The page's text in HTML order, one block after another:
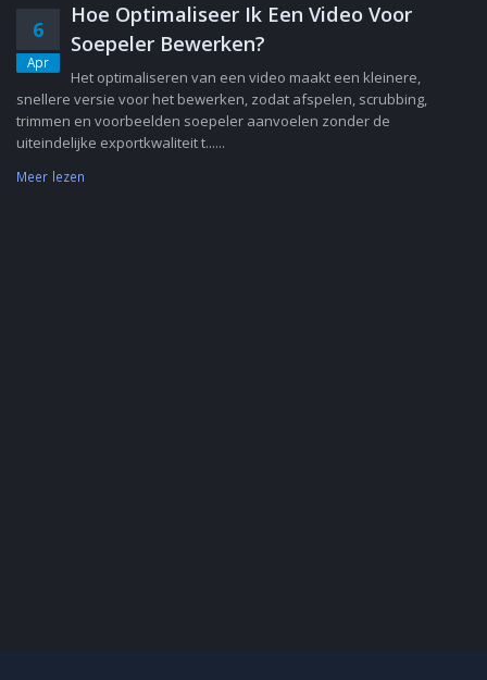
6
Apr
Hoe Optimaliseer Ik Een Video Voor
Soepeler Bewerken?
Het optimaliseren van een video maakt een kleinere,
snellere versie voor het bewerken, zodat afspelen, scrubbing,
trimmen en voorbeelden soepeler aanvoelen zonder de
uiteindelijke exportkwaliteit t......
Meer lezen